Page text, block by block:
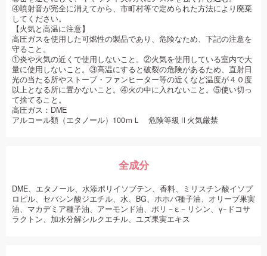
④噴射音が完全に消えてから、市町村等で定められた方法により廃棄
してください。
【火気と高温に注意】
高圧ガスを使用した可燃性の製品であり、危険なため、下記の注意を
守ること。
①炎や火気の近くで使用しないこと。②火気を使用している室内で大
量に使用しないこと。③高温にすると破裂の危険があるため、直射日
光の当たる所やストーブ・ファンヒーター等の近くなど温度が４０度
以上となる所に置かないこと。④火の中に入れないこと。⑤使い切っ
て捨てること。
高圧ガス：DME
アルコール類（エタノール）100ｍＬ 危険等級Ⅱ火気厳禁
全成分
DME、エタノール、水添ポリイソブテン、香料、ミリスチン酸イソプ
ロピル、セバシン酸ジエチル、水、BG、ホホバ種子油、オリーブ果実
油、マカデミア種子油、アーモンド油、ポリ－ε－リシン、γｰドコサ
ラクトン、加水分解シルクエチル、ユズ果実エキス